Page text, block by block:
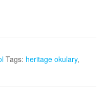
Tags: heritage okulary,